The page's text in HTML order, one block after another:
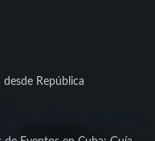
desde República